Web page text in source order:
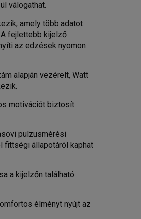
válogathat.
amely több adatot
fejlettebb kijelző
az edzések nyomon
alapján vezérelt, Watt
motivációt biztosít
pulzusmérési
fittségi állapotáról kaphat
a kijelzőn található
élményt nyújt az